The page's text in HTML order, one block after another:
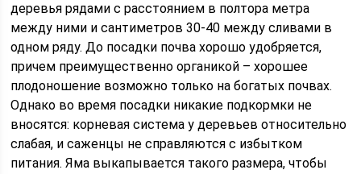
деревья рядами с расстоянием в полтора метра
между ними и сантиметров 30-40 между сливами в
одном ряду. До посадки почва хорошо удобряется,
причем преимущественно органикой – хорошее
плодоношение возможно только на богатых почвах.
Однако во время посадки никакие подкормки не
вносятся: корневая система у деревьев относительно
слабая, и саженцы не справляются с избытком
питания. Яма выкапывается такого размера, чтобы